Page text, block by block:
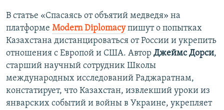
В статье «Спасаясь от объятий медведя» на
платформе Modern Diplomacyпишут о попытках
Казахстана дистанцироваться от России и укрепить
отношения с Европой и США. Автор Джеймс Дорси,
старший научный сотрудник Школы
международных исследований Раджаратнам,
констатирует, что Казахстан, извлекший уроки из
январских событий и войны в Украине, укрепляет